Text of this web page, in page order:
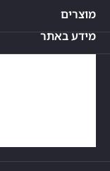
מוצרים
מידע באתר